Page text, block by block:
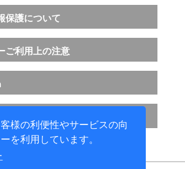
様の利便性やサービスの向
を利用しています。
保護について
ご利用上の注意